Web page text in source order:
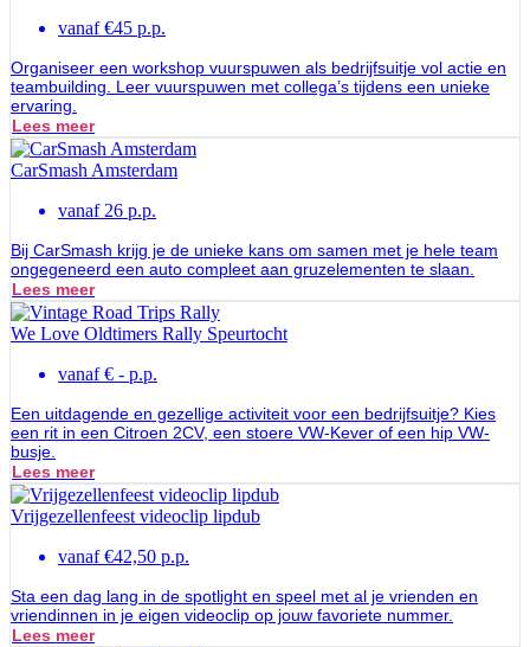
vanaf €45 p.p.
Organiseer een workshop vuurspuwen als bedrijfsuitje vol actie en
teambuilding. Leer vuurspuwen met collega’s tijdens een unieke
ervaring.
Lees meer
CarSmash Amsterdam
vanaf 26 p.p.
Bij CarSmash krijg je de unieke kans om samen met je hele team
ongegeneerd een auto compleet aan gruzelementen te slaan.
Lees meer
We Love Oldtimers Rally Speurtocht
vanaf € - p.p.
Een uitdagende en gezellige activiteit voor een bedrijfsuitje? Kies
een rit in een Citroen 2CV, een stoere VW-Kever of een hip VW-
busje.
Lees meer
Vrijgezellenfeest videoclip lipdub
vanaf €42,50 p.p.
Sta een dag lang in de spotlight en speel met al je vrienden en
vriendinnen in je eigen videoclip op jouw favoriete nummer.
Lees meer